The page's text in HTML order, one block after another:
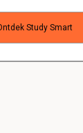
Study Smart